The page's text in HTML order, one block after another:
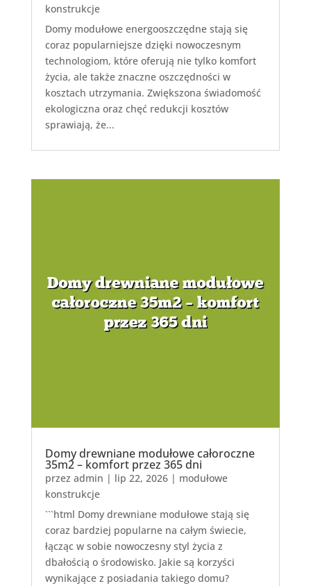
konstrukcje
Domy modułowe energooszczędne stają się
coraz popularniejsze dzięki nowoczesnym
technologiom, które oferują nie tylko komfort
życia, ale także znaczne oszczędności w
kosztach utrzymania. Zwiększona świadomość
ekologiczna oraz chęć redukcji kosztów
sprawiają, że...
Domy drewniane modułowe całoroczne
35m2 – komfort przez 365 dni
przez admin | lip 22, 2026| modułowe
konstrukcje
```html Domy drewniane modułowe stają się
coraz bardziej popularne na całym świecie,
łącząc w sobie nowoczesny styl życia z
dbałością o środowisko. Jakie są korzyści
wynikające z posiadania takiego domu?